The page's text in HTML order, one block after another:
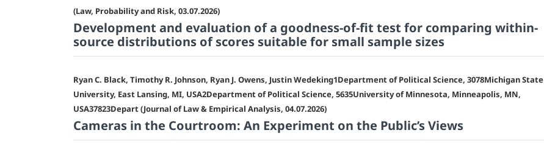
(Law, Probability and Risk, 03.07.2026)
Development and evaluation of a goodness-of-fit test for comparing within-
source distributions of scores suitable for small sample sizes
Ryan C. Black, Timothy R. Johnson, Ryan J. Owens, Justin Wedeking1Department of Political Science, 3078Michigan State
University, East Lansing, MI, USA2Department of Political Science, 5635University of Minnesota, Minneapolis, MN,
USA37823Depart (Journal of Law & Empirical Analysis, 04.07.2026)
Cameras in the Courtroom: An Experiment on the Public’s Views